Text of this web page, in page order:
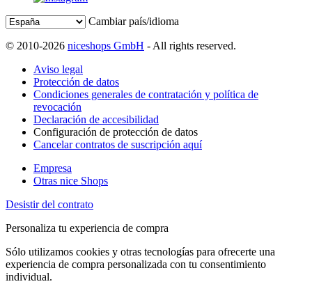
Cambiar país/idioma
© 2010-2026 niceshops GmbH - All rights reserved.
Aviso legal
Protección de datos
Condiciones generales de contratación y política de
revocación
Declaración de accesibilidad
Configuración de protección de datos
Cancelar contratos de suscripción aquí
Empresa
Otras nice Shops
Desistir del contrato
Personaliza tu experiencia de compra
Sólo utilizamos cookies y otras tecnologías para ofrecerte una
experiencia de compra personalizada con tu consentimiento
individual.